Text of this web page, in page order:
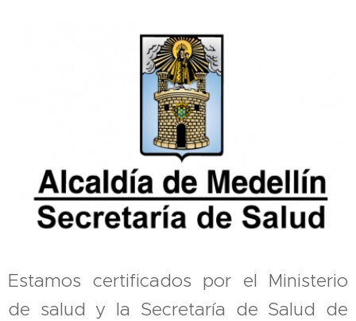
Estamos certificados por el Ministerio
de salud y la Secretaría de Salud de